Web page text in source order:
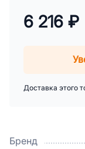
Бренд
6 216 ₽
Доставка этого